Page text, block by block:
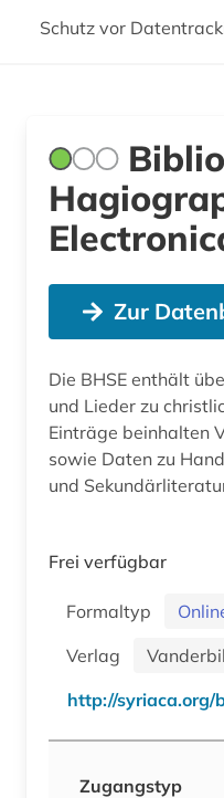
Schutz vor
Zur
Die BHSE enthält
und Lieder zu
Einträge beinhalten
sowie Daten zu
und
Frei verfügbar
Formaltyp
Verlag
http://syriaca.org/
Zugangstyp